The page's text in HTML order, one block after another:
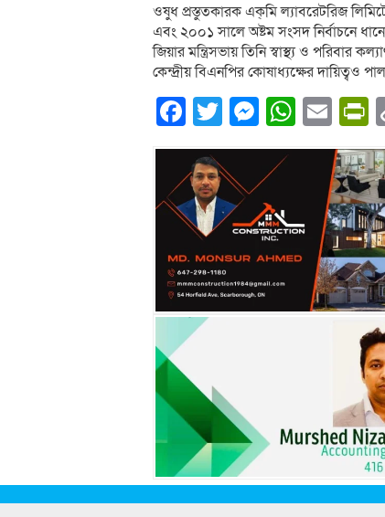
ওষুধ প্রস্তুতকারক এক্‌মি ল্যাবরেটরিজ
এবং ২০০১ সালে অষ্টম সংসদ নির্বাচনে
জিয়ার মন্ত্রিসভায় তিনি স্বাস্থ্য ও পরিবার
কেন্দ্রীয় বিএনপির কোষাধ্যক্ষের দায়িত্বও
Facebook
Twitter